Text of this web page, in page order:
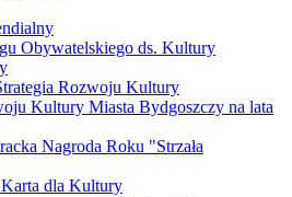
Obywatelskiego ds. Kultury
Rozwoju Kultury
Kultury Miasta Bydgoszczy na lata
Nagroda Roku "Strzała
dla Kultury